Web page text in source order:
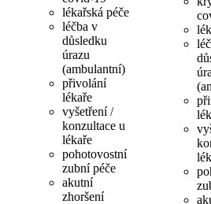
lékařská péče
léčba v
důsledku
úrazu
(ambulantní)
přivolání
lékaře
vyšetření /
konzultace u
lékaře
pohotovostní
zubní péče
akutní
zhoršení